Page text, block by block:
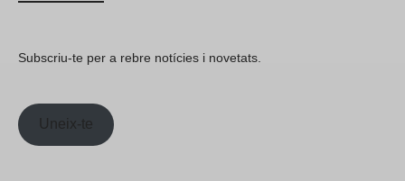
Subscriu-te per a rebre notícies i novetats.
Uneix-te